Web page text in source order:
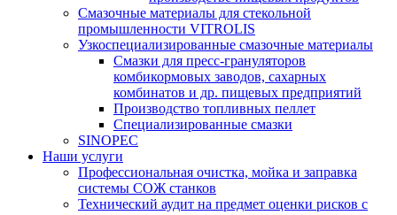
Смазочные материалы для стекольной
промышленности VITROLIS
Узкоспециализированные смазочные материалы
Смазки для пресс-грануляторов
комбикормовых заводов, сахарных
комбинатов и др. пищевых предприятий
Производство топливных пеллет
Специализированные смазки
SINOPEC
Наши услуги
Профессиональная очистка, мойка и заправка
системы СОЖ станков
Технический аудит на предмет оценки рисков с